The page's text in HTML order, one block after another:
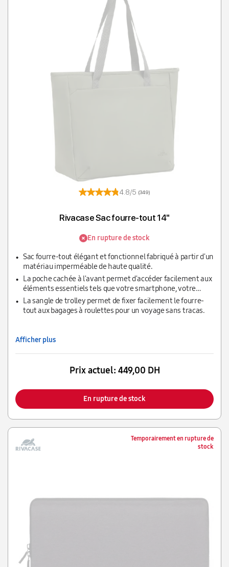
4.8/5 (349)
Rivacase Sac fourre-tout 14"
En rupture de stock
Sac fourre-tout élégant et fonctionnel fabriqué à partir d'un
matériau imperméable de haute qualité.
La poche cachée à l'avant permet d'accéder facilement aux
éléments essentiels tels que votre smartphone, votre
passeport ou votre portefeuille.
La sangle de trolley permet de fixer facilement le fourre-
tout aux bagages à roulettes pour un voyage sans tracas.
Afficher plus
Prix actuel: 449,00 DH
En rupture de stock
Temporairement en rupture de
stock